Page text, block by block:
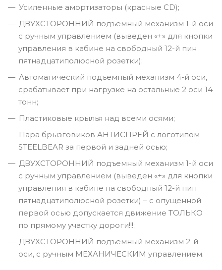
Усиленные амортизаторы (красные СD);
ДВУХСТОРОННИЙ подъемный механизм 1-й оси
с ручным управлением (выведен «+» для кнопки
управления в кабине на свободный 12-й пин
пятнадцатиполюсной розетки);
Автоматический подъемный механизм 4-й оси,
срабатывает при нагрузке на остальные 2 оси 14
тонн;
Пластиковые крылья над всеми осями;
Пара брызговиков АНТИСПРЕЙ с логотипом
STEELBEAR за первой и задней осью;
ДВУХСТОРОННИЙ подъемный механизм 1-й оси
с ручным управлением (выведен «+» для кнопки
управления в кабине на свободный 12-й пин
пятнадцатиполюсной розетки) – с опущенной
первой осью допускается движение ТОЛЬКО
по прямому участку дороги!!!;
ДВУХСТОРОННИЙ подъемный механизм 2-й
оси, с ручным МЕХАНИЧЕСКИМ управлением.